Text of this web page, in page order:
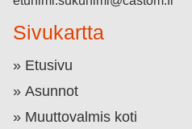
Sivukartta
Etusivu
Asunnot
Muuttovalmis koti